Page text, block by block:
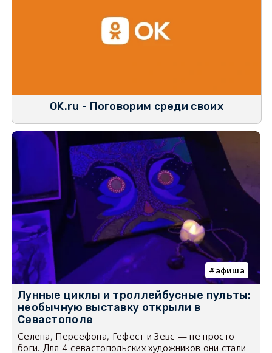
OK.ru - Поговорим среди своих
афиша
Лунные циклы и троллейбусные пульты:
необычную выставку открыли в
Севастополе
Селена, Персефона, Гефест и Зевс — не просто
боги. Для 4 севастопольских художников они стали